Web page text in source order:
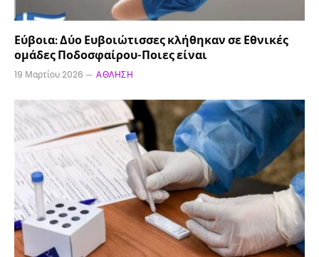
Εύβοια: Δύο Ευβοιώτισσες κλήθηκαν σε Εθνικές
ομάδες Ποδοσφαίρου-Ποιες είναι
19 Μαρτίου 2026 ΆΘΛΗΣΗ